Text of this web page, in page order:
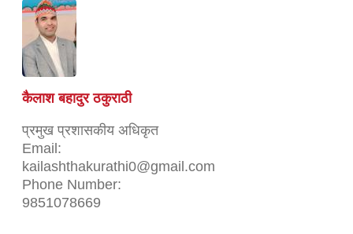
कैलाश बहादुर ठकुराठी
प्रमुख प्रशासकीय अधिकृत
Email:
kailashthakurathi0@gmail.com
Phone Number:
9851078669